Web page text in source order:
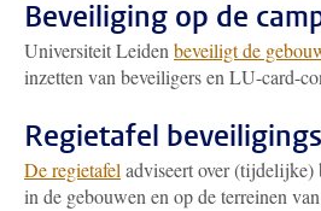
Beveiliging op de
Universiteit Leidenbeveiligt de
inzetten van beveiligers en LU-card-
Regietafel
De regietafeladviseert over (tijdelijke)
in de gebouwen en op de terreinen